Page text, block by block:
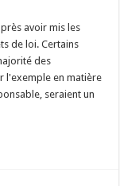
avoir mis les
de loi. Certains
des
l'exemple en matière
seraient un